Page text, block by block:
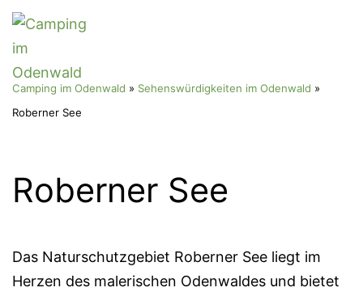
Zum
Camping
im
Odenwald
Camping im Odenwald » Sehenswürdigkeiten im Odenwald »
Roberner See
Roberner See
Das Naturschutzgebiet Roberner See liegt im
Herzen des malerischen Odenwaldes und bietet